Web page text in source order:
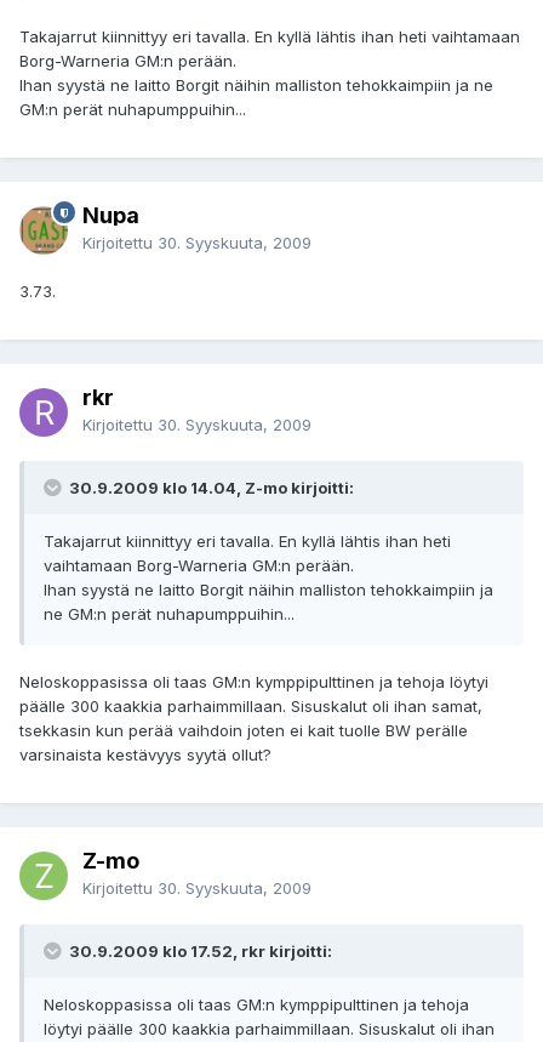
Takajarrut kiinnittyy eri tavalla. En kyllä lähtis ihan heti vaihtamaan
Borg-Warneria GM:n perään.
Ihan syystä ne laitto Borgit näihin malliston tehokkaimpiin ja ne
GM:n perät nuhapumppuihin...
Nupa
Kirjoitettu 30. Syyskuuta, 2009
3.73.
rkr
Kirjoitettu 30. Syyskuuta, 2009
30.9.2009 klo 14.04, Z-mo kirjoitti:
Takajarrut kiinnittyy eri tavalla. En kyllä lähtis ihan heti
vaihtamaan Borg-Warneria GM:n perään.
Ihan syystä ne laitto Borgit näihin malliston tehokkaimpiin ja
ne GM:n perät nuhapumppuihin...
Neloskoppasissa oli taas GM:n kymppipulttinen ja tehoja löytyi
päälle 300 kaakkia parhaimmillaan. Sisuskalut oli ihan samat,
tsekkasin kun perää vaihdoin joten ei kait tuolle BW perälle
varsinaista kestävyys syytä ollut?
Z-mo
Kirjoitettu 30. Syyskuuta, 2009
30.9.2009 klo 17.52, rkr kirjoitti:
Neloskoppasissa oli taas GM:n kymppipulttinen ja tehoja
löytyi päälle 300 kaakkia parhaimmillaan. Sisuskalut oli ihan